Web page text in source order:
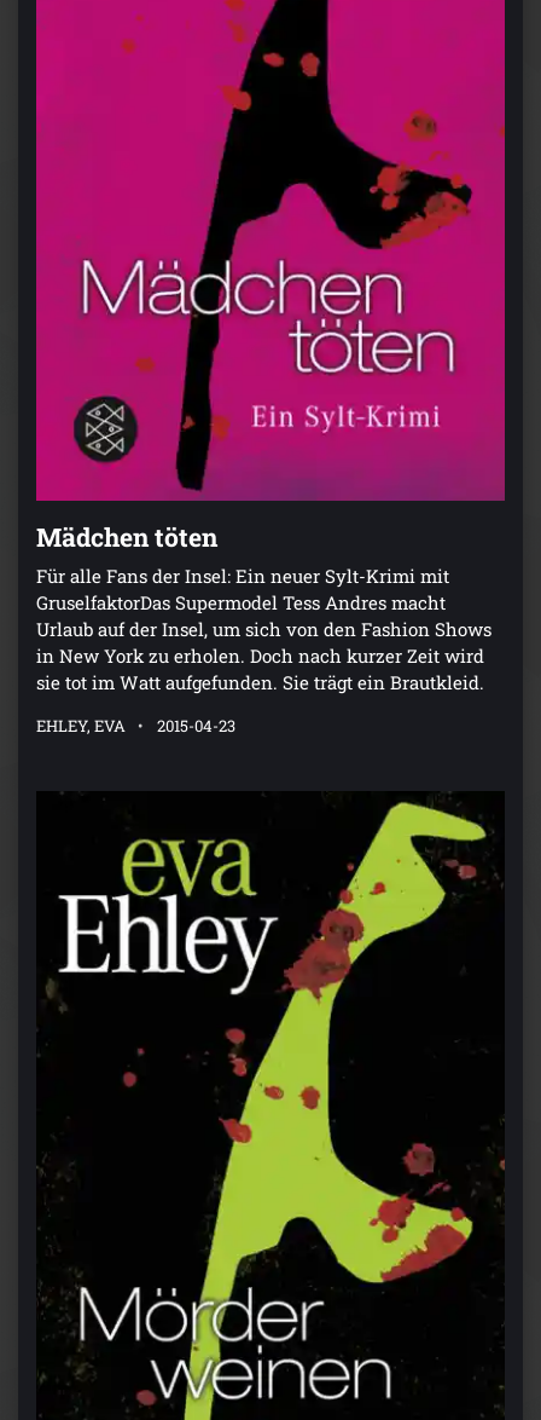
Mädchen töten
Für alle Fans der Insel: Ein neuer Sylt-Krimi mit
GruselfaktorDas Supermodel Tess Andres macht
Urlaub auf der Insel, um sich von den Fashion Shows
in New York zu erholen. Doch nach kurzer Zeit wird
sie tot im Watt aufgefunden. Sie trägt ein Brautkleid.
EHLEY, EVA 2015-04-23